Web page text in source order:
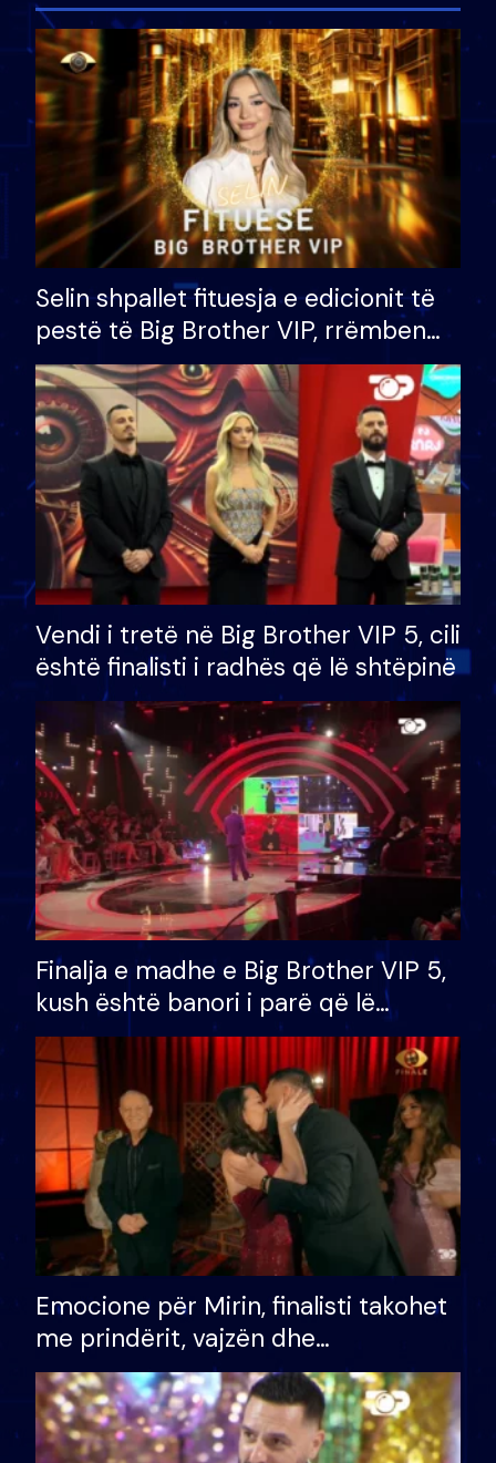
Selin shpallet fituesja e edicionit të
pestë të Big Brother VIP, rrëmben
çmimin e madh prej 100 mijë eurosh
Vendi i tretë në Big Brother VIP 5, cili
është finalisti i radhës që lë shtëpinë
Finalja e madhe e Big Brother VIP 5,
kush është banori i parë që lë
shtëpinë dhe humb mundësinë për
të fituar çmimin e madh
Emocione për Mirin, finalisti takohet
me prindërit, vajzën dhe
bashkëshorten: S’kemi ndonjë letër
divorci apo jo?